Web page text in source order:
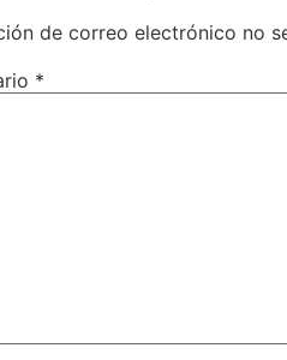
de correo electrónico no
*